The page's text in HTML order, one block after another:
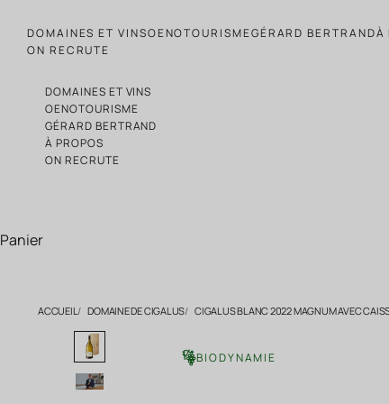
DOMAINES ET VINSOENOTOURISMEGÉRARD BERTRANDÀ
ON RECRUTE
DOMAINES ET VINS
OENOTOURISME
GÉRARD BERTRAND
À PROPOS
ON RECRUTE
Panier
ACCUEIL DOMAINE DE CIGALUS CIGALUS BLANC 2022 MAGNUM AVEC
BIODYNAMIE